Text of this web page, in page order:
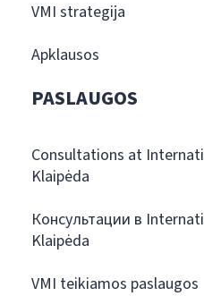
VMI strategija
Apklausos
PASLAUGOS
Consultations at
Klaipėda
Консультации в
Klaipėda
VMI teikiamos paslaugos